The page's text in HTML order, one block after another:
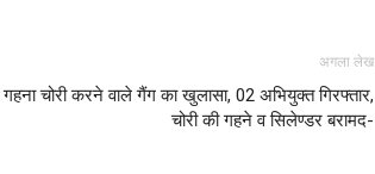
अगला लेख
गहना चोरी करने वाले गैंग का खुलासा, 02 अभियुक्त गिरफ्तार,
चोरी की गहने व सिलेण्डर बरामद-